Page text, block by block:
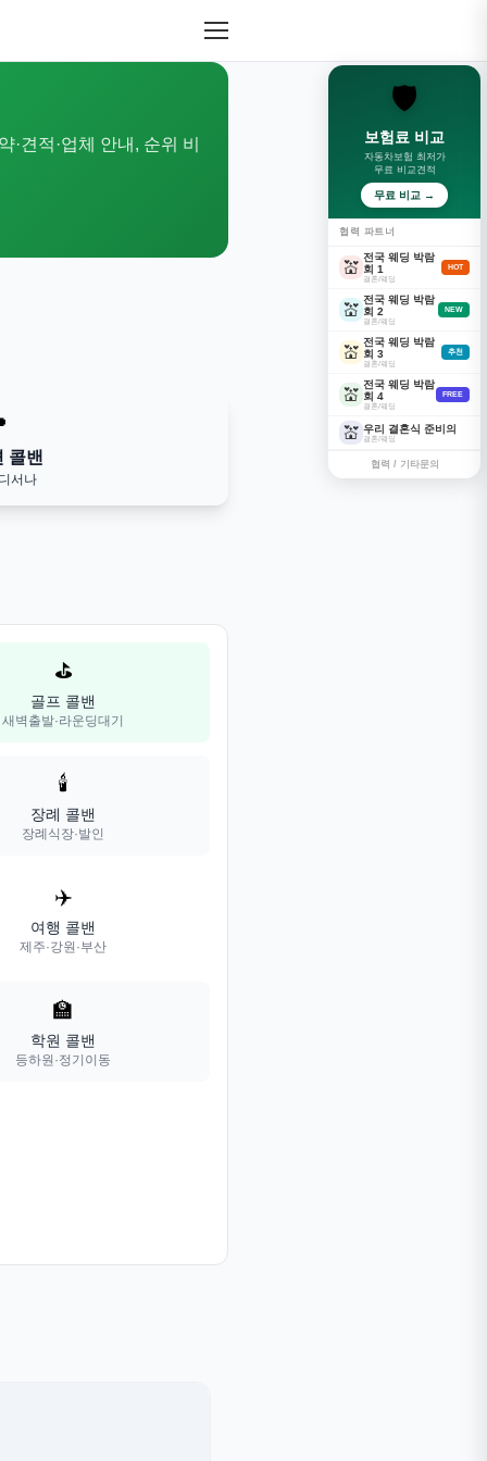
견적·업체 안내, 순위 비
콜밴
서나
⛳
골프 콜밴
새벽출발·라운딩대기
🕯️
장례 콜밴
장례식장·발인
✈️
여행 콜밴
제주·강원·부산
🏫
학원 콜밴
등하원·정기이동
🛡️
보험료 비교
자동차보험 최저가
무료 비교견적
무료 비교 →
협력 파트너
💒
전국 웨딩 박람
회 1
결혼/웨딩
HOT
💒
전국 웨딩 박람
회 2
결혼/웨딩
NEW
💒
전국 웨딩 박람
회 3
결혼/웨딩
추천
💒
전국 웨딩 박람
회 4
결혼/웨딩
FREE
💒 우리 결혼식 준비의
결혼/웨딩
협력 / 기타문의